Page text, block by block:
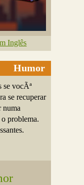
Inglês
Humor
se vocÃª
se recuperar
numa
problema.